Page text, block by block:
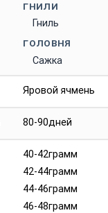
ГНИЛИ
Гниль
ГОЛОВНЯ
Сажка
Яровой ячмень
80-90дней
40-42грамм
42-44грамм
44-46грамм
46-48грамм